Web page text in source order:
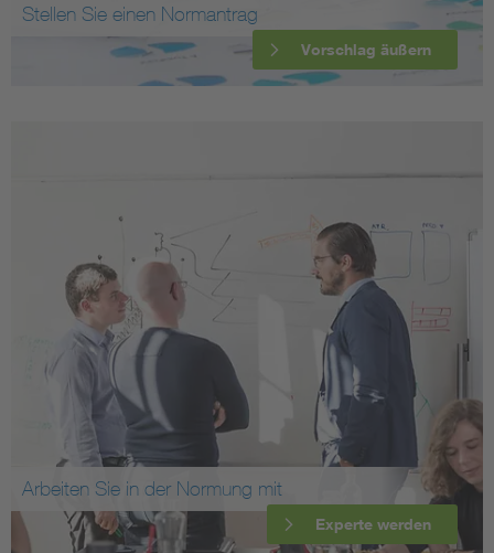
Stellen Sie einen Normantrag
Vorschlag äußern
Arbeiten Sie in der Normung mit
Experte werden